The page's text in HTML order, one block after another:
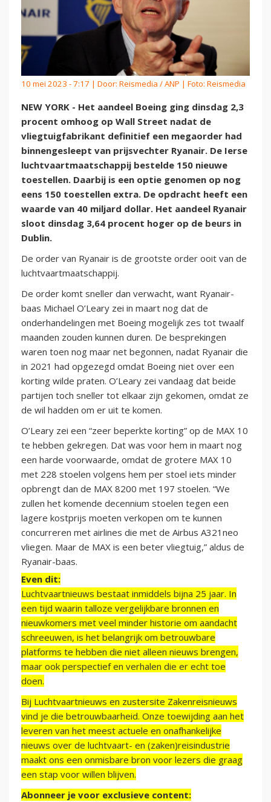
10 mei 2023 - 7:17 | Door: Reismedia / ANP | Foto: Reismedia
NEW YORK - Het aandeel Boeing ging dinsdag 2,3
procent omhoog op Wall Street nadat de
vliegtuigfabrikant definitief een megaorder had
binnengesleept van prijsvechter Ryanair. De Ierse
luchtvaartmaatschappij bestelde 150 nieuwe
toestellen. Daarbij is een optie genomen op nog
eens 150 toestellen extra. De opdracht heeft een
waarde van 40 miljard dollar. Het aandeel Ryanair
sloot dinsdag 3,64 procent hoger op de beurs in
Dublin.
De order van Ryanair is de grootste order ooit van de
luchtvaartmaatschappij.
De order komt sneller dan verwacht, want Ryanair-
baas Michael O’Leary zei in maart nog dat de
onderhandelingen met Boeing mogelijk zes tot twaalf
maanden zouden kunnen duren. De besprekingen
waren toen nog maar net begonnen, nadat Ryanair die
in 2021 had opgezegd omdat Boeing niet over een
korting wilde praten. O’Leary zei vandaag dat beide
partijen toch sneller tot elkaar zijn gekomen, omdat ze
de wil hadden om er uit te komen.
O’Leary zei een “zeer beperkte korting” op de MAX 10
te hebben gekregen. Dat was voor hem in maart nog
een harde voorwaarde, omdat de grotere MAX 10
met 228 stoelen volgens hem per stoel iets minder
opbrengt dan de MAX 8200 met 197 stoelen. “We
zullen het komende decennium stoelen tegen een
lagere kostprijs moeten verkopen om te kunnen
concurreren met airlines die met de Airbus A321neo
vliegen. Maar de MAX is een beter vliegtuig,” aldus de
Ryanair-baas.
Even dit:
Luchtvaartnieuws bestaat inmiddels bijna 25 jaar. In
een tijd waarin talloze vergelijkbare bronnen en
nieuwkomers met veel minder historie om aandacht
schreeuwen, is het belangrijk om betrouwbare
platforms te hebben die niet alleen nieuws brengen,
maar ook perspectief en verhalen die er echt toe
doen.
Bij Luchtvaartnieuws en zustersite Zakenreisnieuws
vind je die betrouwbaarheid. Onze toewijding aan het
leveren van het meest actuele en onafhankelijke
nieuws over de luchtvaart- en (zaken)reisindustrie
maakt ons een onmisbare bron voor lezers die graag
een stap voor willen blijven.
Abonneer je voor exclusieve content: